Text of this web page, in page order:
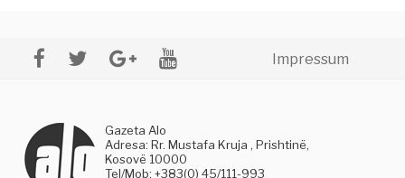
Impressum
Gazeta Alo
Adresa: Rr. Mustafa Kruja , Prishtinë,
Kosovë 10000
Tel/Mob: +383(0) 45/111-993